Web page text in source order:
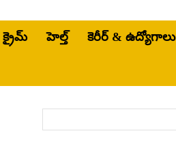
క్రైమ్ హెల్త్‌ కెరీర్ & ఉద్యోగాలు